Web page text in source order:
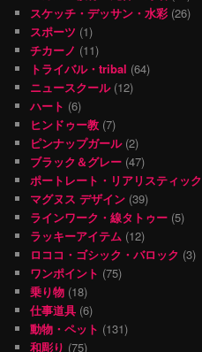
スケッチ・デッサン・水彩 (26)
スポーツ (1)
チカーノ (11)
トライバル・tribal (64)
ニュースクール(12)
ハート (6)
ヒンドゥー教 (7)
ピンナップガール(2)
ブラック＆グレー (47)
ポートレート・リアリスティック
マグヌス デザイン (39)
ラインワーク・線タトゥー (5)
ラッキーアイテム (12)
ロココ・ゴシック・バロック (3)
ワンポイント (75)
乗り物 (18)
仕事道具 (6)
動物・ペット (131)
和彫り (75)